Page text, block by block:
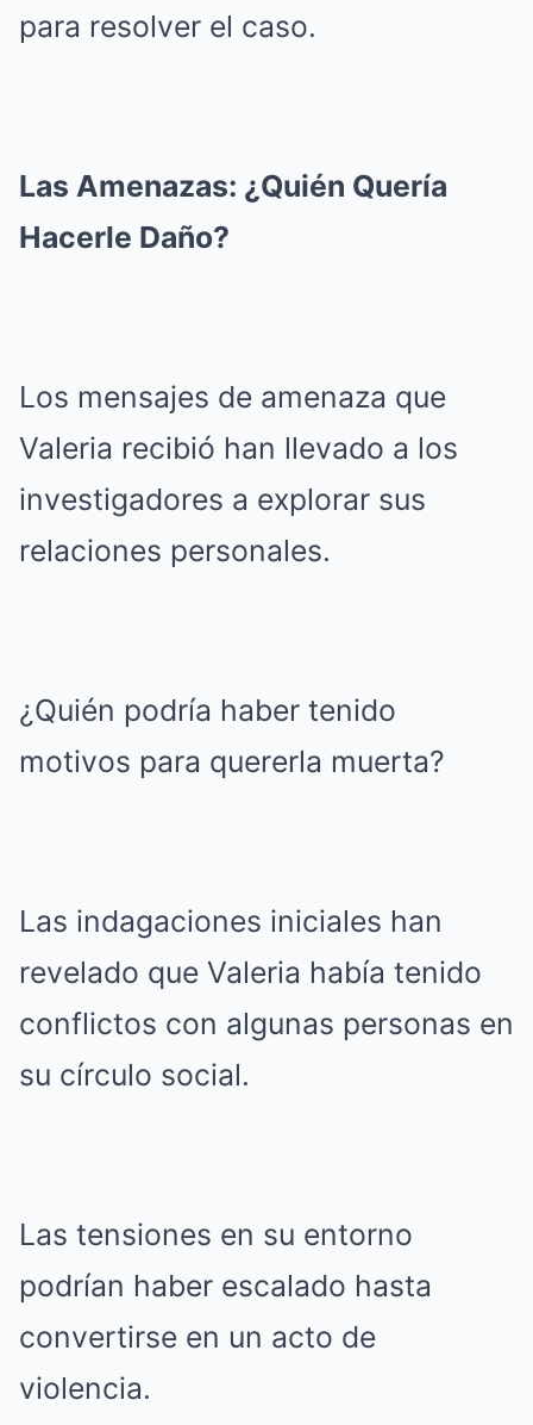
para resolver el caso.
Las Amenazas: ¿Quién Quería
Hacerle Daño?
Los mensajes de amenaza que
Valeria recibió han llevado a los
investigadores a explorar sus
relaciones personales.
¿Quién podría haber tenido
motivos para quererla muerta?
Las indagaciones iniciales han
revelado que Valeria había tenido
conflictos con algunas personas en
su círculo social.
Las tensiones en su entorno
podrían haber escalado hasta
convertirse en un acto de
violencia.